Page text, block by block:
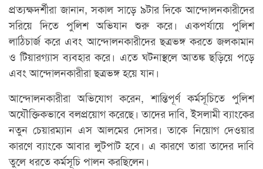
প্রত্যক্ষদর্শীরা জানান, সকাল সাড়ে ৯টার দিকে আন্দোলনকারীদের
সরিয়ে দিতে পুলিশ অভিযান শুরু করে। একপর্যায়ে পুলিশ
লাঠিচার্জ করে এবং আন্দোলনকারীদের ছত্রভঙ্গ করতে জলকামান
ও টিয়ারগ্যাস ব্যবহার করে। এতে ঘটনাস্থলে আতঙ্ক ছড়িয়ে পড়ে
এবং আন্দোলনকারীরা ছত্রভঙ্গ হয়ে যান।
আন্দোলনকারীরা অভিযোগ করেন, শান্তিপূর্ণ কর্মসূচিতে পুলিশ
অযৌক্তিকভাবে বলপ্রয়োগ করেছে। তাদের দাবি, ইসলামী ব্যাংকের
নতুন চেয়ারম্যান এস আলমের দোসর। তাকে নিয়োগ দেওয়ার
কারণে ব্যাংকে আবার লুটপাট হবে। এ কারণে তারা তাদের দাবি
তুলে ধরতে কর্মসূচি পালন করছিলেন।